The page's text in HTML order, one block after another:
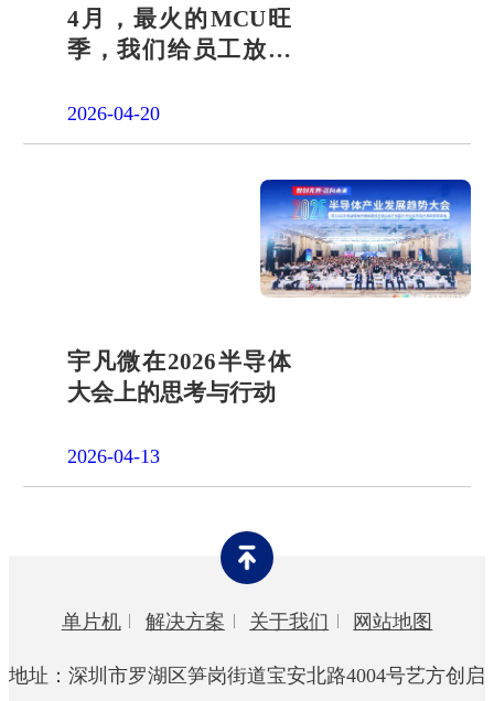
4月，最火的MCU旺
季，我们给员工放了
2026-04-20
宇凡微在2026半导体
大会上的思考与行动
2026-04-13
单片机 解决方案 关于我们 网站地图
地址：深圳市罗湖区笋岗街道宝安北路4004号艺方创启